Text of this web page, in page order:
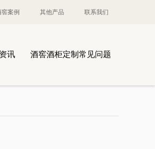
案例 其他产品 联系我们
讯 酒窖酒柜定制常见问题